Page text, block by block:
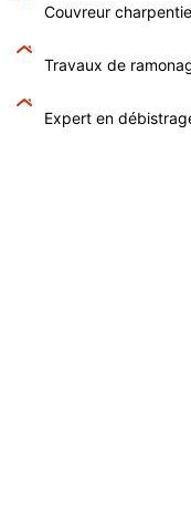
Couvreur
Travaux de
Expert en